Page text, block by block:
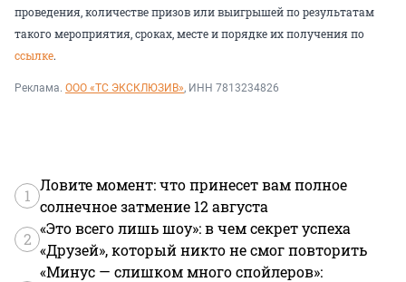
проведения, количестве призов или выигрышей по результатам
такого мероприятия, сроках, месте и порядке их получения по
ссылке.
Реклама. ООО «ТС ЭКСКЛЮЗИВ», ИНН 7813234826
1
Ловите момент: что принесет вам полное
солнечное затмение 12 августа
2
«Это всего лишь шоу»: в чем секрет успеха
«Друзей», который никто не смог повторить
«Минус — слишком много спойлеров»: